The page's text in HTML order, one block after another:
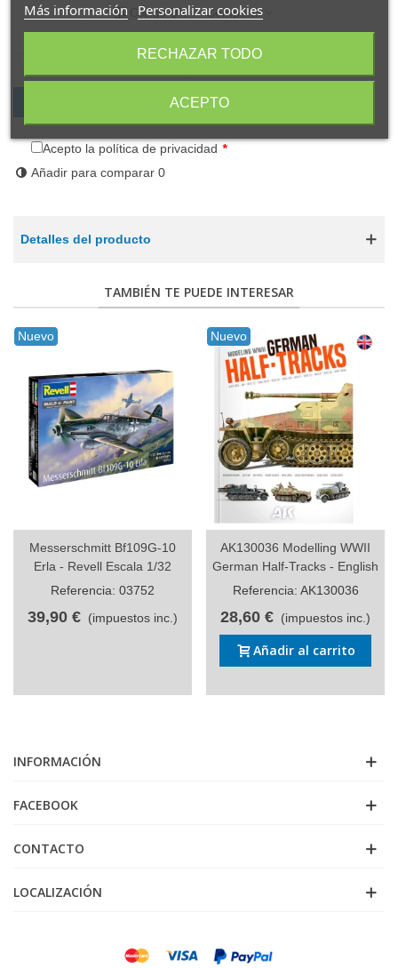
Código QR Compartir
Notificarme cuando esté disponible
Acepto la política de privacidad *
Añadir para comparar 0
Detalles del producto
TAMBIÉN TE PUEDE INTERESAR
Nuevo
Messerschmitt Bf109G-10
Erla - Revell Escala 1/32
Referencia: 03752
39,90 € (impuestos inc.)
Nuevo
AK130036 Modelling WWII
German Half-Tracks - English
Referencia: AK130036
28,60 € (impuestos inc.)
Añadir al carrito
INFORMACIÓN
FACEBOOK
CONTACTO
LOCALIZACIÓN
Más información Personalizar cookies
RECHAZAR TODO
ACEPTO